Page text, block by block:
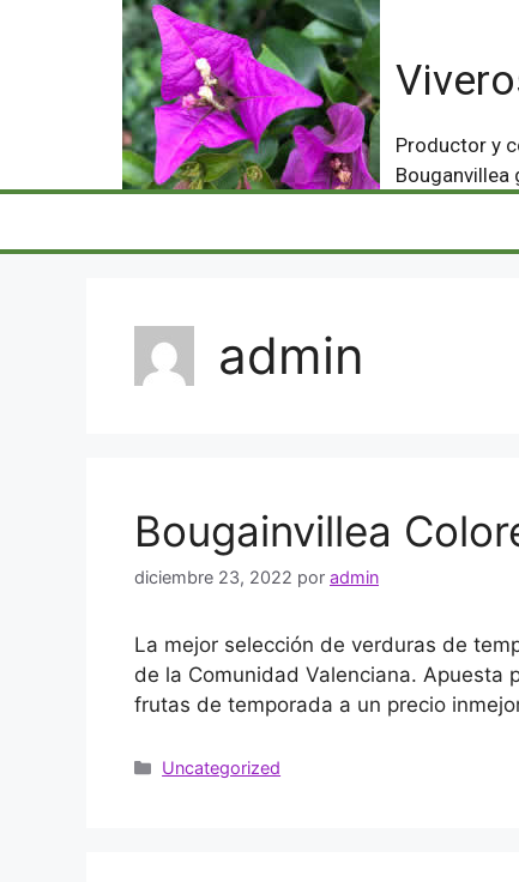
Productor y
Bouganvillea
admin
Bougainvillea
diciembre 23, 2022 por admin
La mejor selección de verduras de
de la Comunidad Valenciana. Apuesta
frutas de temporada a un precio
Uncategorized